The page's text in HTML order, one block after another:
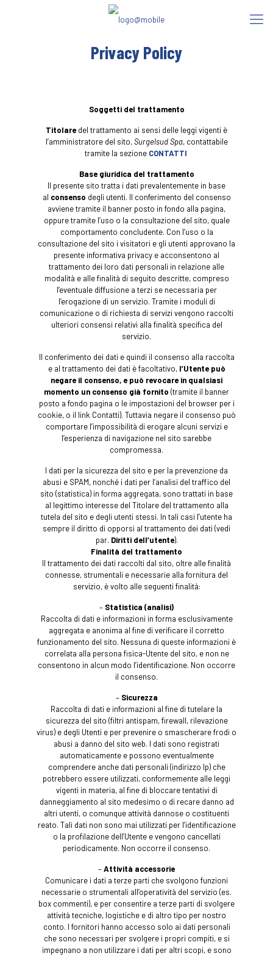
Privacy Policy
Soggetti del trattamento
Titolare del trattamento ai sensi delle leggi vigenti è
l’amministratore del sito,Surgelsud Spa, contattabile
tramite la sezione CONTATTI
Base giuridica del trattamento
Il presente sito tratta i dati prevalentemente in base
al consenso degli utenti. Il conferimento del consenso
avviene tramite il banner posto in fondo alla pagina,
oppure tramite l’uso o la consultazione del sito, quale
comportamento concludente. Con l’uso o la
consultazione del sito i visitatori e gli utenti approvano la
presente informativa privacy e acconsentono al
trattamento dei loro dati personali in relazione alle
modalità e alle finalità di seguito descritte, compreso
l’eventuale diffusione a terzi se necessaria per
l’erogazione di un servizio. Tramite i moduli di
comunicazione o di richiesta di servizi vengono raccolti
ulteriori consensi relativi alla finalità specifica del
servizio.
Il conferimento dei dati e quindi il consenso alla raccolta
e al trattamento dei dati è facoltativo, l’Utente può
negare il consenso, e può revocare in qualsiasi
momento un consenso già fornito (tramite il banner
posto a fondo pagina o le impostazioni del browser per i
cookie, o il link Contatti). Tuttavia negare il consenso può
comportare l’impossibilità di erogare alcuni servizi e
l’esperienza di navigazione nel sito sarebbe
compromessa.
I dati per la sicurezza del sito e per la prevenzione da
abusi e SPAM, nonché i dati per l’analisi del traffico del
sito (statistica) in forma aggregata, sono trattati in base
al legittimo interesse del Titolare del trattamento alla
tutela del sito e degli utenti stessi. In tali casi l’utente ha
sempre il diritto di opporsi al trattamento dei dati (vedi
par. Diritti dell’utente).
Finalità del trattamento
Il trattamento dei dati raccolti dal sito, oltre alle finalità
connesse, strumentali e necessarie alla fornitura del
servizio, è volto alle seguenti finalità:
– Statistica (analisi)
Raccolta di dati e informazioni in forma esclusivamente
aggregata e anonima al fine di verificare il corretto
funzionamento del sito. Nessuna di queste informazioni è
correlata alla persona fisica-Utente del sito, e non ne
consentono in alcun modo l’identificazione. Non occorre
il consenso.
– Sicurezza
Raccolta di dati e informazioni al fine di tutelare la
sicurezza del sito (filtri antispam, firewall, rilevazione
virus) e degli Utenti e per prevenire o smascherare frodi o
abusi a danno del sito web. I dati sono registrati
automaticamente e possono eventualmente
comprendere anche dati personali (indirizzo Ip) che
potrebbero essere utilizzati, conformemente alle leggi
vigenti in materia, al fine di bloccare tentativi di
danneggiamento al sito medesimo o di recare danno ad
altri utenti, o comunque attività dannose o costituenti
reato. Tali dati non sono mai utilizzati per l’identificazione
o la profilazione dell’Utente e vengono cancellati
periodicamente. Non occorre il consenso.
–Attività accessorie
Comunicare i dati a terze parti che svolgono funzioni
necessarie o strumentali all’operatività del servizio (es.
box commenti), e per consentire a terze parti di svolgere
attività tecniche, logistiche e di altro tipo per nostro
conto. I fornitori hanno accesso solo ai dati personali
che sono necessari per svolgere i propri compiti, e si
impegnano a non utilizzare i dati per altri scopi, e sono